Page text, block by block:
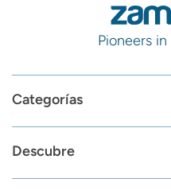
Pioneers
Categorías
Descubre